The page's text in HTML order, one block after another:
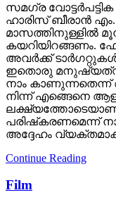
സമഗ്ര
ഹാരിസ് ബീരാന്‍
മാസത്തിനുള്ളില്‍
കയറിയിറങ്ങണം.
അവര്‍ക്ക്
ഇതൊരു
നാം കാണുന്നതെന്ന്
നിന്ന് എങ്ങെനെ
ലക്ഷ്യത്തോടെയാണ്
പരിഷ്‌കരണമെന്ന്
അദ്ദേഹം
Continue Reading
Film